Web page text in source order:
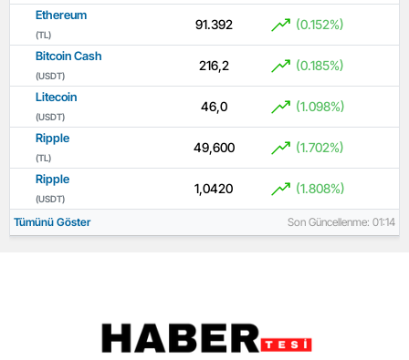
Ethereum
(TL)
91.392 (0.152%)
Bitcoin Cash
(USDT)
216,2 (0.185%)
Litecoin
(USDT)
46,0 (1.098%)
Ripple
(TL)
49,600 (1.702%)
Ripple
(USDT)
1,0420 (1.808%)
Tümünü Göster Son Güncellenme: 01:14